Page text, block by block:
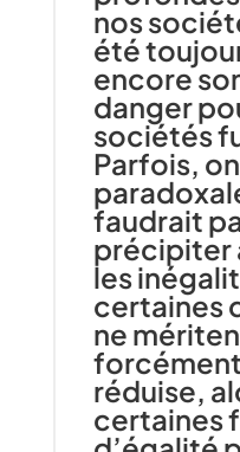
nos
été
encore
danger
sociétés
Parfois,
faudrait
précipiter
les
certaines
ne
forcément
réduise,
certaines